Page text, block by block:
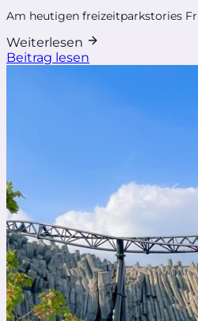
Am heutigen freizeitparkstories
Weiterlesen
Beitrag lesen